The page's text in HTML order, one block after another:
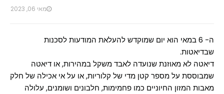
מאי 06, 2023
ה- 6 במאי הוא יום שמוקדש להעלאת המודעות לסכנות
שבדיאטות.
דיאטה לא מאוזנת שנועדה לאבד משקל במהירות, או דיאטה
שמבוססת על מספר קטן מדי של קלוריות, או על אי אכילה של חלק
מאבות המזון החיוניים כמו פחמימות, חלבונים ושומנים, עלולה